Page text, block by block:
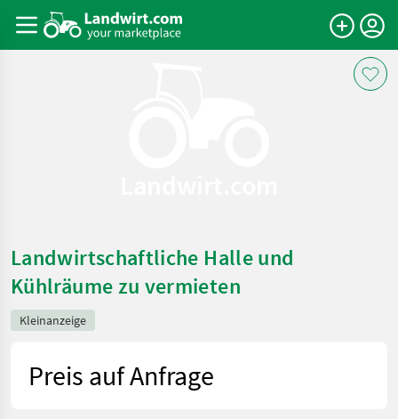
Landwirtschaftliche Halle und
Kühlräume zu vermieten
Kleinanzeige
Preis auf Anfrage